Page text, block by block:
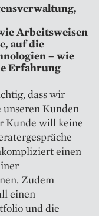
Arbeitsweisen
auf die
– wie
Erfahrung
dass wir
unseren Kunden
Kunde will keine
einen
Zudem
einen
und die